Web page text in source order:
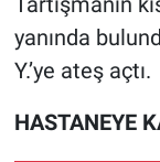
yanında
Y.’ye ateş açtı.
HASTANEYE
Haber
İlan
Kimdir